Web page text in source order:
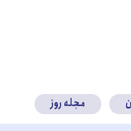
مجله روز